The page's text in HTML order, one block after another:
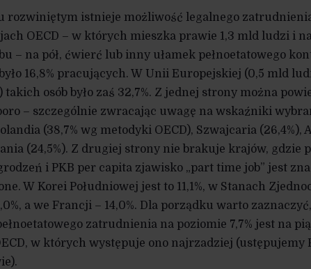
rozwiniętym istnieje możliwość legalnego
OECD – w których mieszka prawie 1,3 mld ludzi i
– na pół, ćwierć lub inny ułamek pełnoetatowego
16,8% pracujących. W Unii Europejskiej (0,5 mld
takich osób było zaś 32,7%. Z jednej strony można
– szczególnie zwracając uwagę na wskaźniki
(38,7% wg metodyki OECD), Szwajcaria (26,4%),
(24,5%). Z drugiej strony nie brakuje krajów, gdzie
i PKB per capita zjawisko „part time job” jest
W Korei Południowej jest to 11,1%, w Stanach
a we Francji – 14,0%. Dla porządku warto
zatrudnienia na poziomie 7,7% jest na
w których występuje ono najrzadziej (ustępujemy